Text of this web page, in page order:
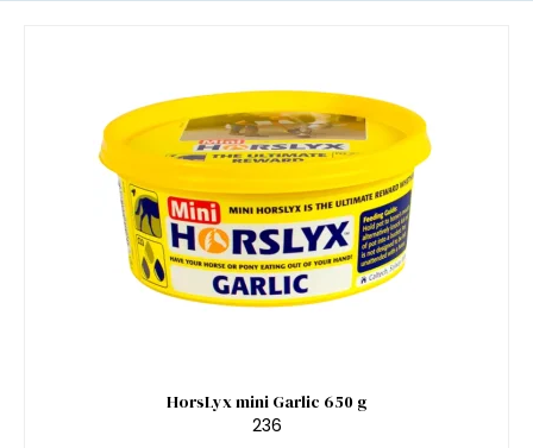
HorsLyx mini Garlic 650 g
236